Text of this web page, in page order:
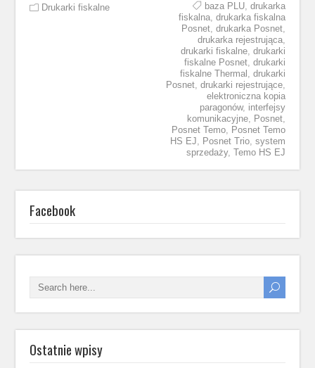
Drukarki fiskalne baza PLU, drukarka
fiskalna, drukarka fiskalna
Posnet, drukarka Posnet,
drukarka rejestrująca,
drukarki fiskalne, drukarki
fiskalne Posnet, drukarki
fiskalne Thermal , drukarki
Posnet, drukarki rejestrujące,
elektroniczna kopia
paragonów, interfejsy
komunikacyjne, Posnet,
Posnet Temo, Posnet Temo
HS EJ, Posnet Trio, system
sprzedaży, Temo HS EJ
Facebook
Ostatnie wpisy